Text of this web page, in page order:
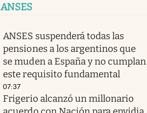
ANSES
ANSES suspenderá todas las
pensiones a los argentinos que
se muden a España y no cumplan
este requisito fundamental
07:37
Frigerio alcanzó un millonario